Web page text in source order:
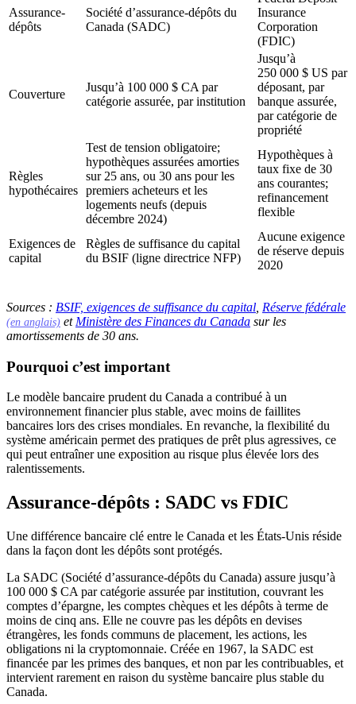
Assurance-
dépôts
Société d’assurance-dépôts du
Canada (SADC)
Insurance
Corporation
(FDIC)
Couverture
Jusqu’à 100 000 $ CA par
catégorie assurée, par institution
Jusqu’à
250 000 $ US par
déposant, par
banque assurée,
par catégorie de
propriété
Règles
hypothécaires
Test de tension obligatoire;
hypothèques assurées amorties
sur 25 ans, ou 30 ans pour les
premiers acheteurs et les
logements neufs (depuis
décembre 2024)
Hypothèques à
taux fixe de 30
ans courantes;
refinancement
flexible
Exigences de
capital
Règles de suffisance du capital
du BSIF (ligne directrice NFP)
Aucune exigence
de réserve depuis
2020
Sources : BSIF, exigences de suffisance du capital(s'ouvre dans un
Réserve fédérale
(en anglais)(s'ouvre dans un nouvel onglet)
et Ministère des Finances du Canada(s'ouvre dans un
sur les
amortissements de 30 ans.
Pourquoi c’est important
Le modèle bancaire prudent du Canada a contribué à un
environnement financier plus stable, avec moins de faillites
bancaires lors des crises mondiales. En revanche, la flexibilité du
système américain permet des pratiques de prêt plus agressives, ce
qui peut entraîner une exposition au risque plus élevée lors des
ralentissements.
Assurance-dépôts : SADC vs FDIC
Une différence bancaire clé entre le Canada et les États-Unis réside
dans la façon dont les dépôts sont protégés.
La SADC (Société d’assurance-dépôts du Canada) assure jusqu’à
100 000 $ CA par catégorie assurée par institution, couvrant les
comptes d’épargne, les comptes chèques et les dépôts à terme de
moins de cinq ans. Elle ne couvre pas les dépôts en devises
étrangères, les fonds communs de placement, les actions, les
obligations ni la cryptomonnaie. Créée en 1967, la SADC est
financée par les primes des banques, et non par les contribuables, et
intervient rarement en raison du système bancaire plus stable du
Canada.